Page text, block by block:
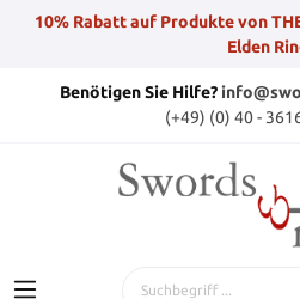
10% Rabatt auf Produkte von
Elden
Benötigen Sie Hilfe?
(+49) (0) 40 -